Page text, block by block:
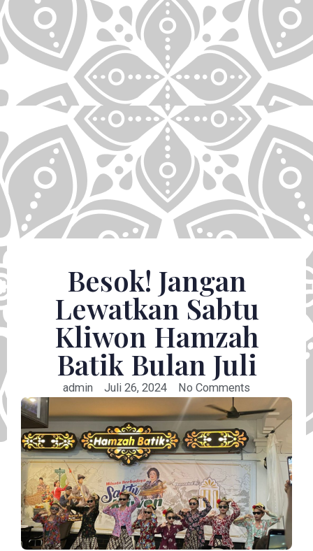
Besok! Jangan
Lewatkan Sabtu
Kliwon Hamzah
Batik Bulan Juli
admin Juli 26, 2024 No Comments